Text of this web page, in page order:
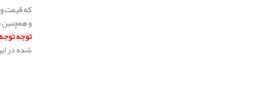
که قیمت
و همچنین
توجه
شده در